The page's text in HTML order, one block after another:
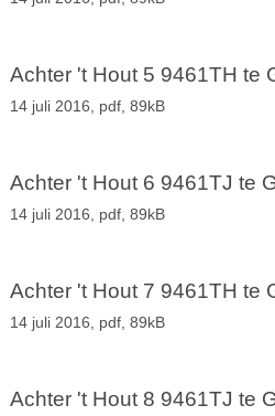
Achter 't Hout 5 9461TH te
14 juli 2016, pdf, 89kB
Achter 't Hout 6 9461TJ te
14 juli 2016, pdf, 89kB
Achter 't Hout 7 9461TH te
14 juli 2016, pdf, 89kB
Achter 't Hout 8 9461TJ te